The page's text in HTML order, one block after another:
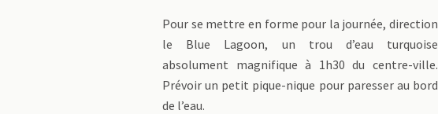
Pour se mettre en forme pour la journée, direction
le Blue Lagoon, un trou d’eau turquoise
absolument magnifique à 1h30 du centre-ville.
Prévoir un petit pique-nique pour paresser au bord
de l’eau.